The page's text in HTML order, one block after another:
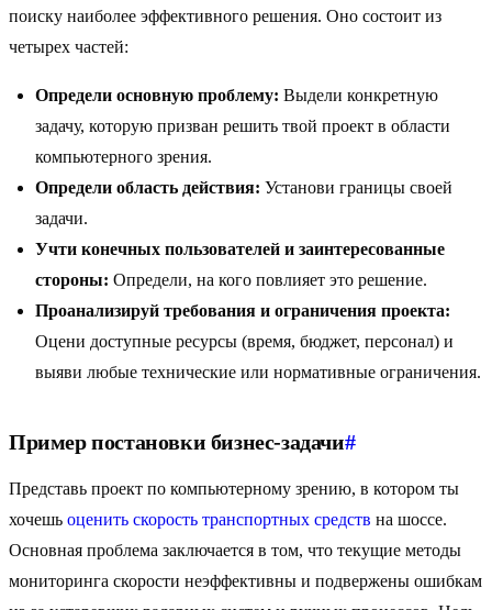
поиску наиболее эффективного решения. Оно состоит из
четырех частей:
Определи основную проблему: Выдели конкретную
задачу, которую призван решить твой проект в области
компьютерного зрения.
Определи область действия: Установи границы своей
задачи.
Учти конечных пользователей и заинтересованные
стороны: Определи, на кого повлияет это решение.
Проанализируй требования и ограничения проекта:
Оцени доступные ресурсы (время, бюджет, персонал) и
выяви любые технические или нормативные ограничения.
Пример постановки бизнес-задачи#
Представь проект по компьютерному зрению, в котором ты
хочешь оценить скорость транспортных средств на шоссе.
Основная проблема заключается в том, что текущие методы
мониторинга скорости неэффективны и подвержены ошибкам